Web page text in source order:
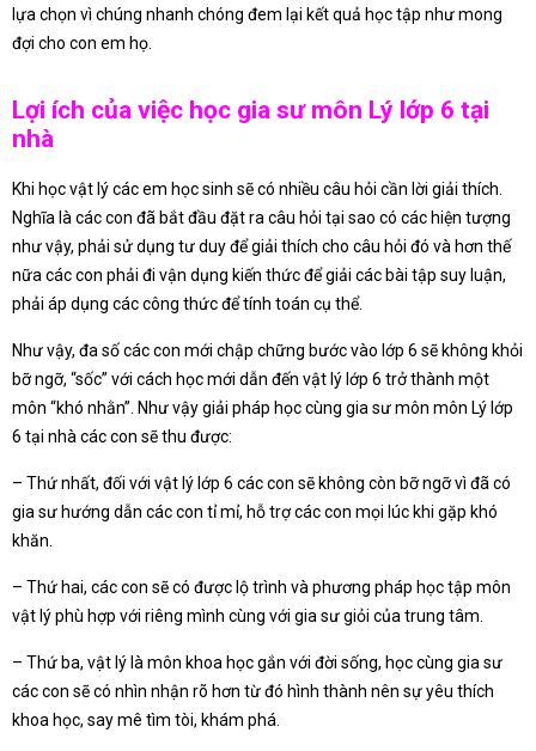
lựa chọn vì chúng nhanh chóng đem lại kết quả học tập như mong
đợi cho con em họ.
Lợi ích của việc học gia sư môn Lý lớp 6 tại
nhà
Khi học vật lý các em học sinh sẽ có nhiều câu hỏi cần lời giải thích.
Nghĩa là các con đã bắt đầu đặt ra câu hỏi tại sao có các hiện tượng
như vậy, phải sử dụng tư duy để giải thích cho câu hỏi đó và hơn thế
nữa các con phải đi vận dụng kiến thức để giải các bài tập suy luận,
phải áp dụng các công thức để tính toán cụ thể.
Như vậy, đa số các con mới chập chững bước vào lớp 6 sẽ không khỏi
bỡ ngỡ, “sốc” với cách học mới dẫn đến vật lý lớp 6 trở thành một
môn “khó nhằn”. Như vậy giải pháp học cùng gia sư môn môn Lý lớp
6 tại nhà các con sẽ thu được:
– Thứ nhất, đối với vật lý lớp 6 các con sẽ không còn bỡ ngỡ vì đã có
gia sư hướng dẫn các con tỉ mỉ, hỗ trợ các con mọi lúc khi gặp khó
khăn.
– Thứ hai, các con sẽ có được lộ trình và phương pháp học tập môn
vật lý phù hợp với riêng mình cùng với gia sư giỏi của trung tâm.
– Thứ ba, vật lý là môn khoa học gắn với đời sống, học cùng gia sư
các con sẽ có nhìn nhận rõ hơn từ đó hình thành nên sự yêu thích
khoa học, say mê tìm tòi, khám phá.